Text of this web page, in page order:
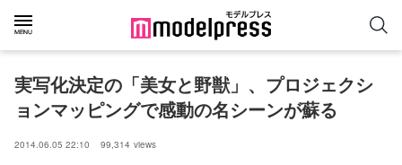
実写化決定の「美女と野獣」、プロジェクシ
ョンマッピングで感動の名シーンが蘇る
2014.06.05 22:10 99,314 views